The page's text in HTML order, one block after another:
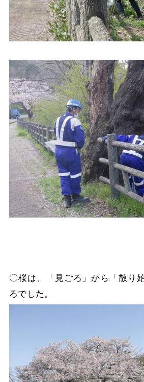
〇桜は、「見ごろ」から「散り
ろでした。